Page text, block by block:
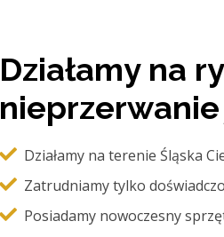
Działamy na
Działamy na terenie Śląska
Zatrudniamy tylko
Posiadamy nowoczesny